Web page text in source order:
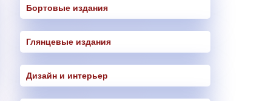
Бортовые издания
Глянцевые издания
Дизайн и интерьер